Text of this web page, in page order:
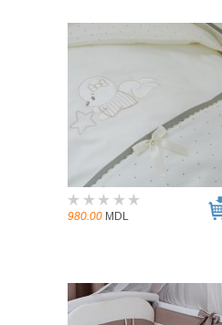
980.00 MDL